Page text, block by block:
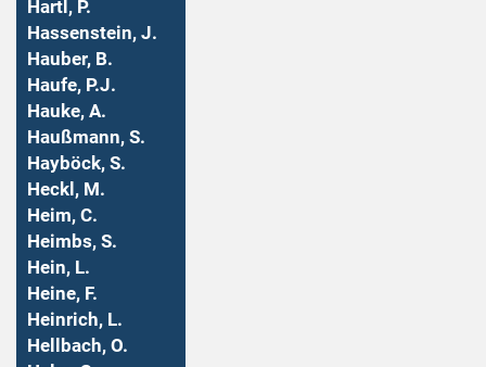
Hartl, P.
Hassenstein, J.
Hauber, B.
Haufe, P.J.
Hauke, A.
Haußmann, S.
Hayböck, S.
Heckl, M.
Heim, C.
Heimbs, S.
Hein, L.
Heine, F.
Heinrich, L.
Hellbach, O.